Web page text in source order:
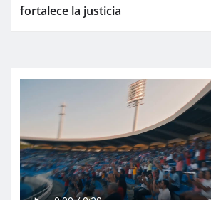
fortalece la justicia